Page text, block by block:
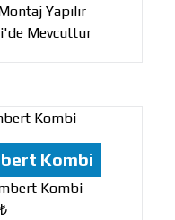
Yapılır
Mevcuttur
Kombi
Kombi